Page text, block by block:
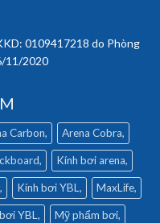
0109417218 do Phòng
11/2020
Carbon Arena Cobra
Kính bơi arena
Kính bơi YBL MaxLife
YBL Mỹ phẩm bơi